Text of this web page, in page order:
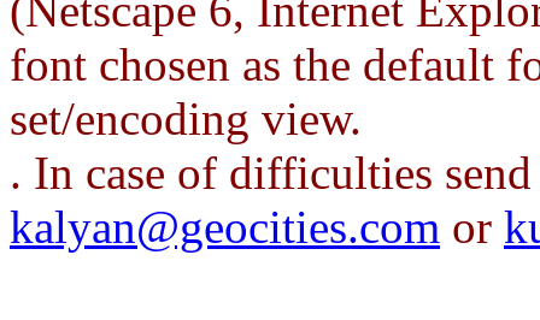
font chosen as the default
set/encoding view.
. In case of difficulties
kalyan@geocities.com or